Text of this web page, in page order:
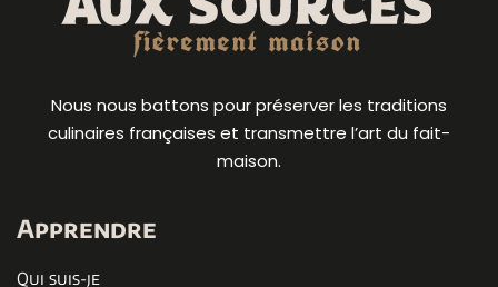
Nous nous battons pour préserver les traditions
culinaires françaises et transmettre l’art du fait-
maison.
Apprendre
Qui suis-je